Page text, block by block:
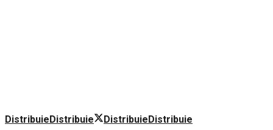
DistribuieDistribuie DistribuieDistribuie